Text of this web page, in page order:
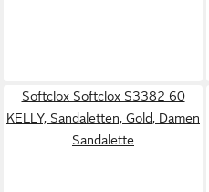
Softclox Softclox S3382 60
KELLY, Sandaletten, Gold, Damen
Sandalette